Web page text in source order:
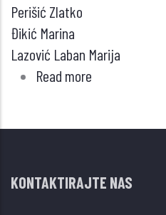
Perišić Zlatko
Đikić Marina
Lazović Laban Marija
Read more
vožnji?
KONTAKTIRAJTE NAS